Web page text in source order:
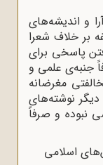
و اندیشه‌های
بر خلاف شعرا
پاسخی برای
جنبه‌ی علمی و
مغرضانه
دیگر نوشته‌های
نبوده و صرفاً
اسلامی